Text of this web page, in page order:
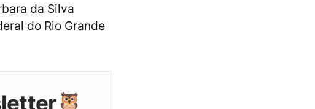
da Silva
do Rio Grande